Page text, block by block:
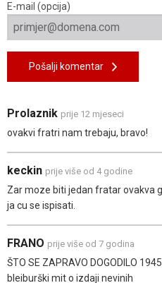
E-mail (opcija)
Pošalji komentar
Prolaznik prije 12 mjeseci
ovakvi fratri nam trebaju, bravo!
keckin prije više od 4 godine
Zar moze biti jedan fratar ovakva
ja cu se ispisati.
FRANO prije više od 7 godina
ŠTO SE ZAPRAVO DOGODILO
bleiburški mit o izdaji nevinih